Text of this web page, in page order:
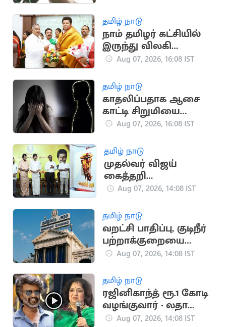
தமிழ் நாடு
நாம் தமிழர் கட்சியில்
இருந்து விலகி
தவெகவில் இணைந்த
Aug 07, 2026, 16:08 IST
தமிழ் நாடு
காதலிப்பதாக ஆசை
காட்டி சிறுமியை
பலாத்காரம் செய்த
Aug 07, 2026, 16:08 IST
தமிழ் நாடு
முதல்வர் விஜய்
கைத்தறி
கண்காட்சியை
Aug 07, 2026, 14:08 IST
தமிழ் நாடு
வறட்சி பாதிப்பு, குடிநீர்
பற்றாக்குறையை
சமாளிக்க ரூ.288.97
Aug 07, 2026, 14:08 IST
தமிழ் நாடு
ரஜினிகாந்த் ரூ.1 கோடி
வழங்குவார் - லதா
ரஜினிகாந்த்
Aug 07, 2026, 14:08 IST